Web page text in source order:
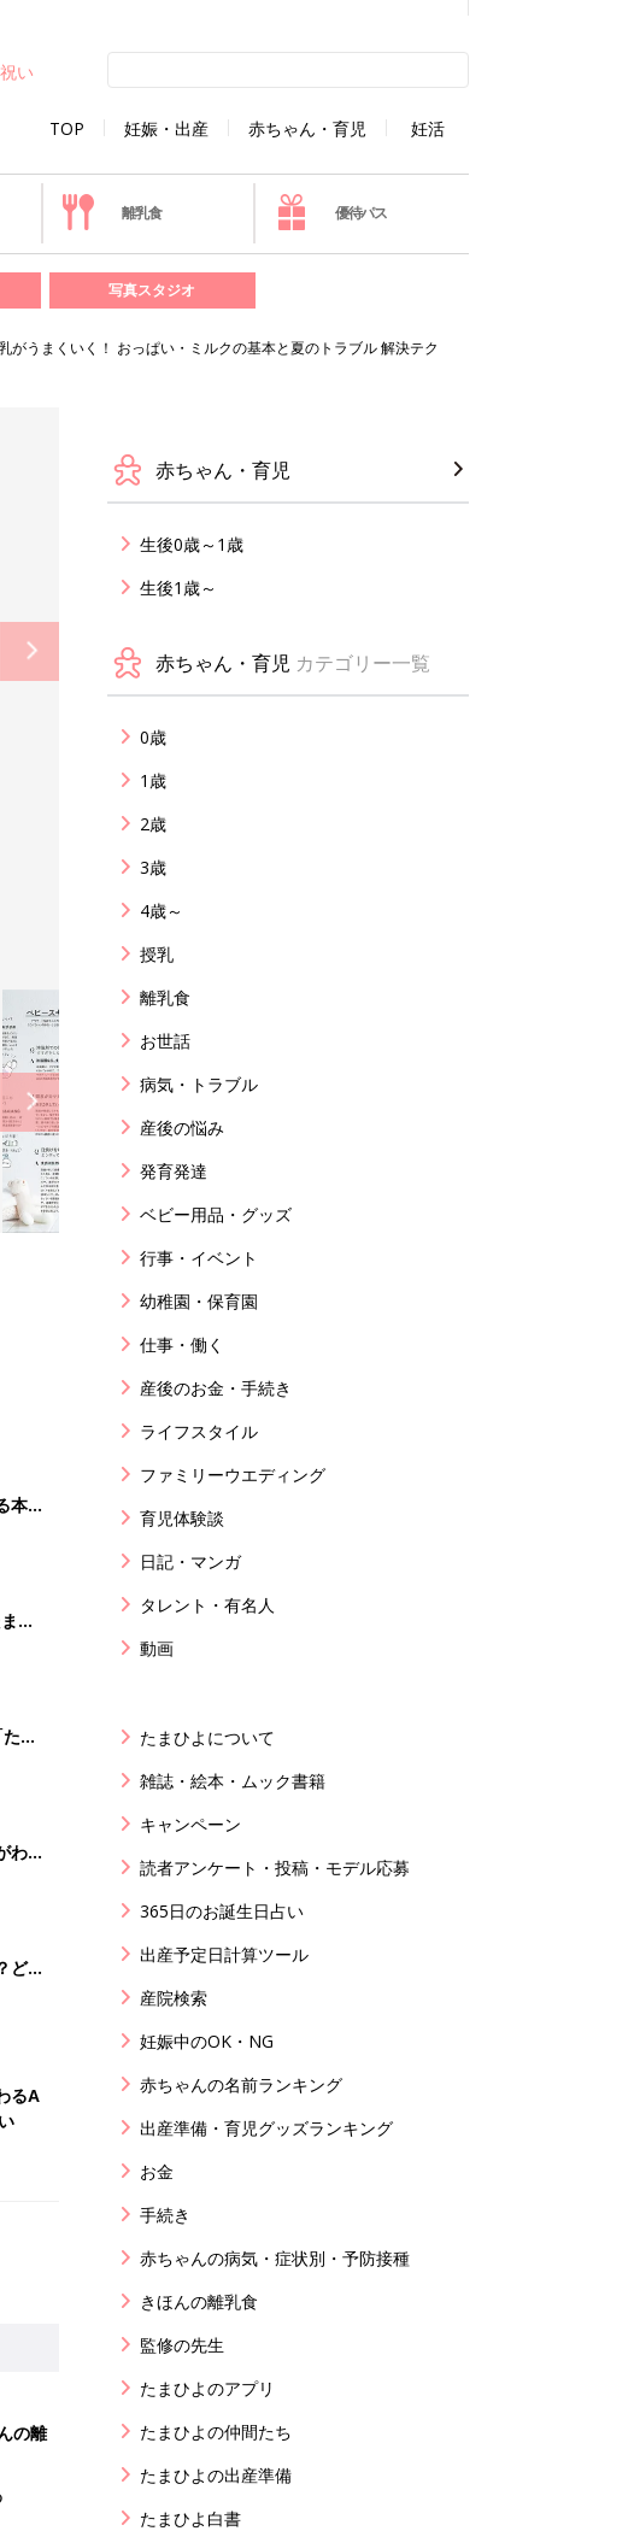
TOP 妊娠・出産 赤ちゃん・育児 妊活
い
離乳食 優待パス
写真スタジオ
うまくいく！ おっぱい・ミルクの基本と夏のトラブル 解決テク
本
才
ご
〉
ま
わか
ご
どう
師
るA
の離
赤ちゃん・育児
生後0歳～1歳
生後1歳～
赤ちゃん・育児 カテゴリー一覧
0歳
1歳
2歳
3歳
4歳～
授乳
離乳食
お世話
病気・トラブル
産後の悩み
発育発達
ベビー用品・グッズ
行事・イベント
幼稚園・保育園
仕事・働く
産後のお金・手続き
ライフスタイル
ファミリーウエディング
育児体験談
日記・マンガ
タレント・有名人
動画
たまひよについて
雑誌・絵本・ムック書籍
キャンペーン
読者アンケート・投稿・モデル応募
365日のお誕生日占い
出産予定日計算ツール
産院検索
妊娠中のOK・NG
赤ちゃんの名前ランキング
出産準備・育児グッズランキング
お金
手続き
赤ちゃんの病気・症状別・予防接種
きほんの離乳食
監修の先生
たまひよのアプリ
たまひよの仲間たち
たまひよの出産準備
たまひよ白書